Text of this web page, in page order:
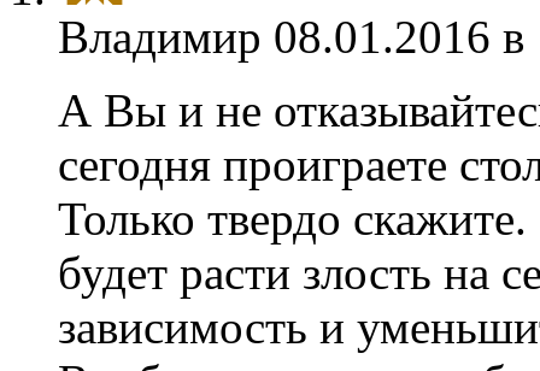
Владимир 08.01.2016
А Вы и не
сегодня проиграете
Только твердо
будет расти злость на
зависимость и